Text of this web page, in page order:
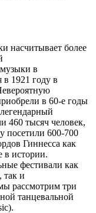
насчитывает более
в
1921 году в
в 60-е годы
460 тысяч человек,
посетили 600-700
Гиннесса как
в истории.
фестивали как
так и
рассмотрим три
танцевальной